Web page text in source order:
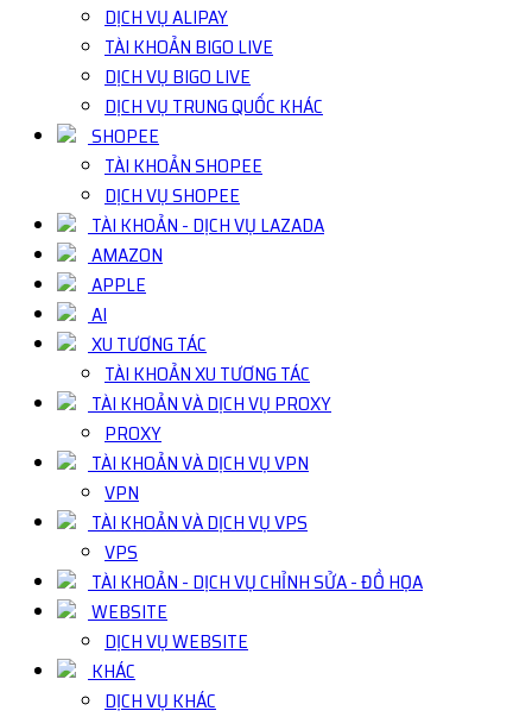
DỊCH VỤ ALIPAY
TÀI KHOẢN BIGO LIVE
DỊCH VỤ BIGO LIVE
DỊCH VỤ TRUNG QUỐC KHÁC
SHOPEE
TÀI KHOẢN SHOPEE
DỊCH VỤ SHOPEE
TÀI KHOẢN - DỊCH VỤ LAZADA
AMAZON
APPLE
AI
XU TƯƠNG TÁC
TÀI KHOẢN XU TƯƠNG TÁC
TÀI KHOẢN VÀ DỊCH VỤ PROXY
PROXY
TÀI KHOẢN VÀ DỊCH VỤ VPN
VPN
TÀI KHOẢN VÀ DỊCH VỤ VPS
VPS
TÀI KHOẢN - DỊCH VỤ CHỈNH SỬA - ĐỒ HỌA
WEBSITE
DỊCH VỤ WEBSITE
KHÁC
DỊCH VỤ KHÁC